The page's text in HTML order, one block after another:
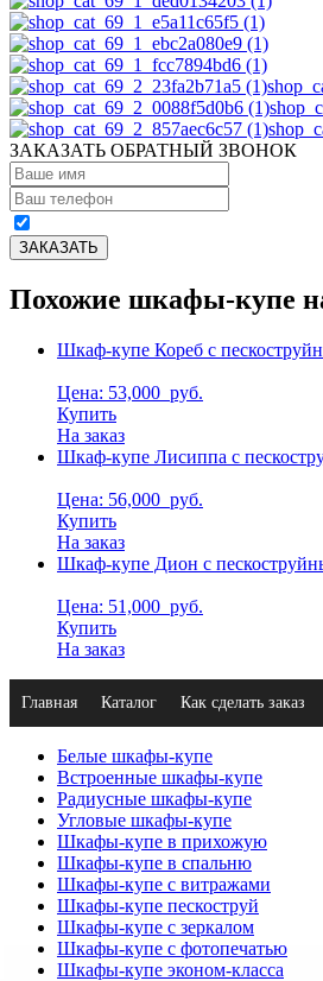
ЗАКАЗАТЬ ОБРАТНЫЙ ЗВОНОК
Похожие шкафы-купе
Шкаф-купе Кореб с
Цена: 53,000 руб.
Купить
На заказ
Шкаф-купе Лисиппа с
Цена: 56,000 руб.
Купить
На заказ
Шкаф-купе Дион с
Цена: 51,000 руб.
Купить
На заказ
Главная Каталог Как сделать заказ
Белые шкафы-купе
Встроенные шкафы-купе
Радиусные шкафы-купе
Угловые шкафы-купе
Шкафы-купе в прихожую
Шкафы-купе в спальню
Шкафы-купе с витражами
Шкафы-купе пескоструй
Шкафы-купе с зеркалом
Шкафы-купе с фотопечатью
Шкафы-купе эконом-класса